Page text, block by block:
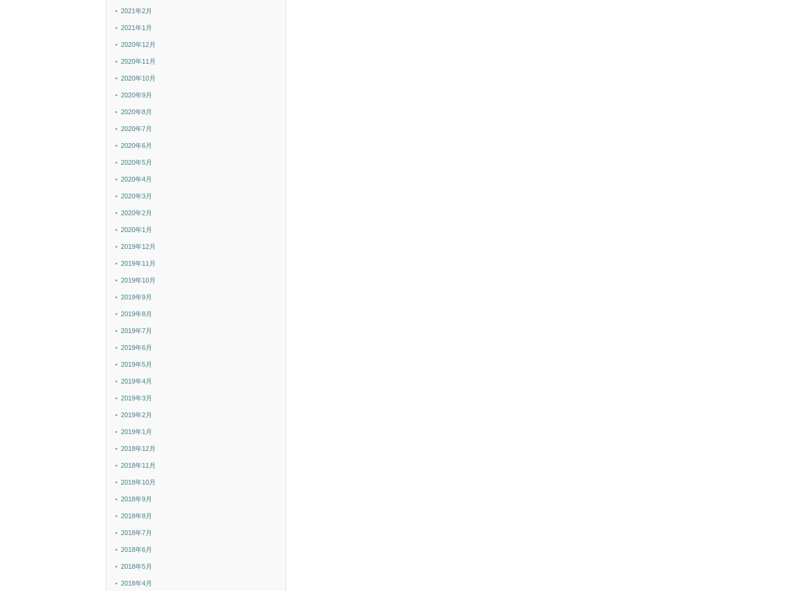
2021年2月
2021年1月
2020年12月
2020年11月
2020年10月
2020年9月
2020年8月
2020年7月
2020年6月
2020年5月
2020年4月
2020年3月
2020年2月
2020年1月
2019年12月
2019年11月
2019年10月
2019年9月
2019年8月
2019年7月
2019年6月
2019年5月
2019年4月
2019年3月
2019年2月
2019年1月
2018年12月
2018年11月
2018年10月
2018年9月
2018年8月
2018年7月
2018年6月
2018年5月
2018年4月